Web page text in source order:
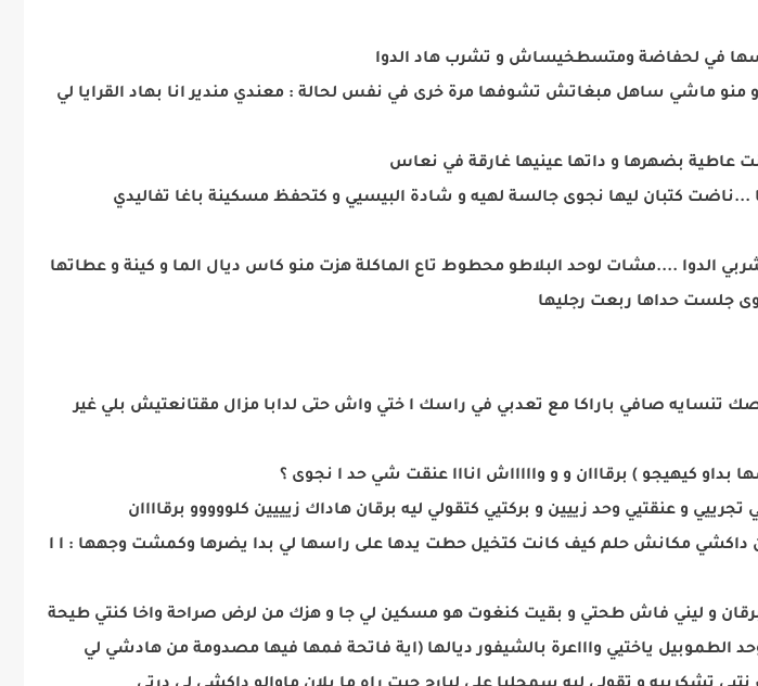
في لحفاضة ومتسطخيساش و تشرب هاد الدوا
منو ماشي ساهل مبغاتش تشوفها مرة خرى في نفس لحالة : معندي مندير انا بهاد القرايا لي
عاطية بضهرها و داتها عينيها غارقة في نعاس
...ناضت كتبان ليها نجوى جالسة لهيه و شادة البيسيي و كتحفظ مسكينة باغا تفاليدي
....مشات لوحد البلاطو محطوط تاع الماكلة هزت منو كاس ديال الما و كينة و عطاتها
جلست حداها ربعت رجليها
تنسايه صافي باراكا مع تعدبي في راسك ا ختي واش حتى لدابا مزال مقتانعتيش بلي غير
بداو كيهيجو ) برقااان و و واااااش انااا عنقت شي حد ا نجوى ؟
و عنقتيي وحد زييين و بركتيي كتقولي ليه برقان هاداك زيييين كلووووو برقاااان
مكانش حلم كيف كانت كتخيل حطت يدها على راسها لي بدا يضرها وكمشت وجهها : ا ا
برقان و ليني فاش طحتي و بقيت كنغوت هو مسكين لي جا و هزك من لرض صراحة واخا كنتي طيحة
ياختيي واااعرة بالشيفور ديالها (اية فاتحة فمها فيها مصدومة من هادشي لي